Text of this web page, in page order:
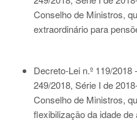
Conselho de Ministros,
extraordinário para
Decreto-Lei n.º 119/2018
249/2018, Série I de
Conselho de Ministros,
flexibilização da idade